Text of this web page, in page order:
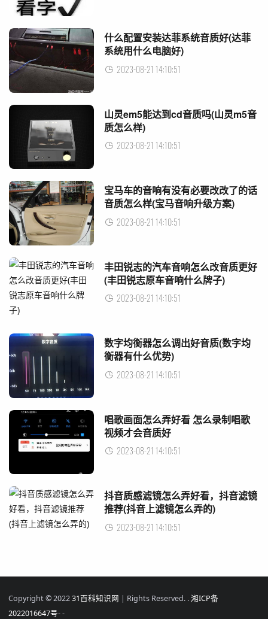
什么配置安装达菲系统音质好(达菲
系统用什么电脑好)
2023-08-21 14:10:51
山灵em5能达到cd音质吗(山灵m5音
质怎么样)
2023-08-21 14:10:51
宝马车的音响有没有必要改改了的话
音质怎么样(宝马音响升级方案)
2023-08-21 14:10:51
丰田锐志的汽车音响怎么改音质更好
(丰田锐志原车音响什么牌子)
2023-08-21 14:10:51
数字均衡器怎么调出好音质(数字均
衡器有什么优势)
2023-08-21 14:10:51
唱歌画面怎么弄好看 怎么录制唱歌
视频才会音质好
2023-08-21 14:10:51
抖音质感滤镜怎么弄好看，抖音滤镜
推荐(抖音上滤镜怎么弄的)
2023-08-21 14:10:51
Copyright © 202231百科知识网 | Rights Reserved. .湘ICP备
2022016647号--